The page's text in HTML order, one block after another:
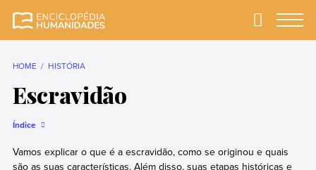
completa e mais
Primary
HOME HISTÓRIA
Escravidão
Índice
Vamos explicar o que é a escravidão, como se originou e quais
são as suas características. Além disso, suas etapas históricas e